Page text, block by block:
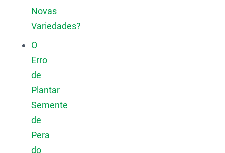
Novas
Variedades?
O
Erro
de
Plantar
Semente
de
Pera
do